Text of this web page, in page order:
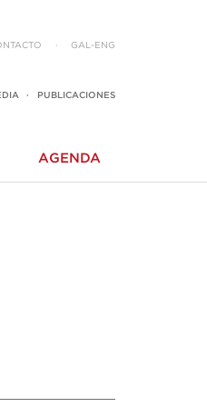
· GAL- ENG
· PUBLICACIONES
AGENDA